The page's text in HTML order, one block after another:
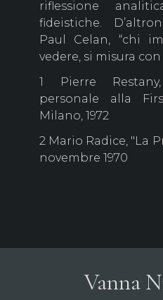
riflessione
fideistiche.
Paul Celan, “chi
vedere, si misura con
1 Pierre
personale alla
Milano, 1972
2 Mario Radice, "La
novembre 1970
Vanna